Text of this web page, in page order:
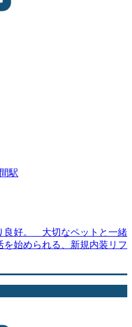
駅
良好。 大切なペットと一緒
始められる、新規内装リフ